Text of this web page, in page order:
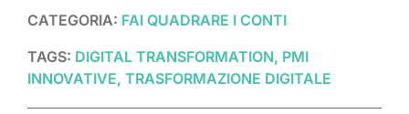
CATEGORIA: FAI QUADRARE I CONTI
TAGS: DIGITAL TRANSFORMATION, PMI
INNOVATIVE, TRASFORMAZIONE DIGITALE